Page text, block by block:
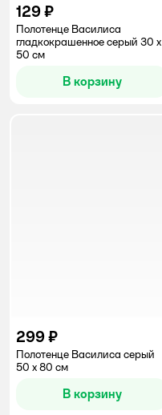
129 ₽
Полотенце Василиса
гладкокрашенное серый 30 x
50 см
В корзину
299 ₽
Полотенце Василиса серый
50 x 80 см
В корзину